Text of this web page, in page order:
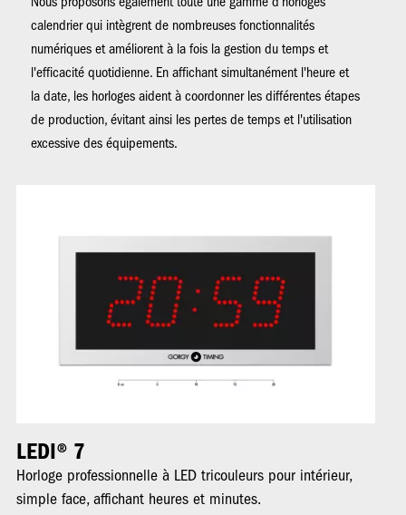
Nous proposons également toute une gamme d’horloges
calendrier qui intègrent de nombreuses fonctionnalités
numériques et améliorent à la fois la gestion du temps et
l'efficacité quotidienne. En affichant simultanément l'heure et
la date, les horloges aident à coordonner les différentes étapes
de production, évitant ainsi les pertes de temps et l'utilisation
excessive des équipements.
LEDI® 7
Horloge professionnelle à LED tricouleurs pour intérieur,
simple face, affichant heures et minutes.